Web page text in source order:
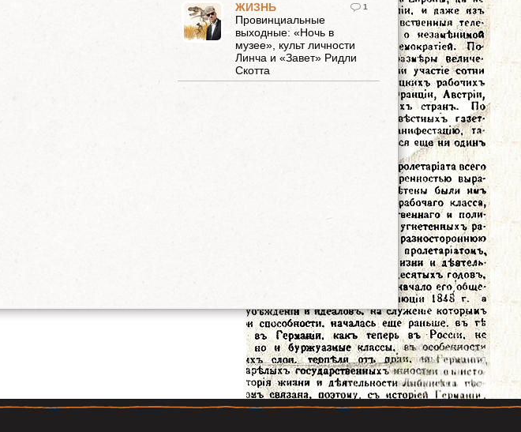
1
ЖИЗНЬ
Провинциальные
выходные: «Ночь в
музее», культ личности
Линча и «Завет» Ридли
Скотта